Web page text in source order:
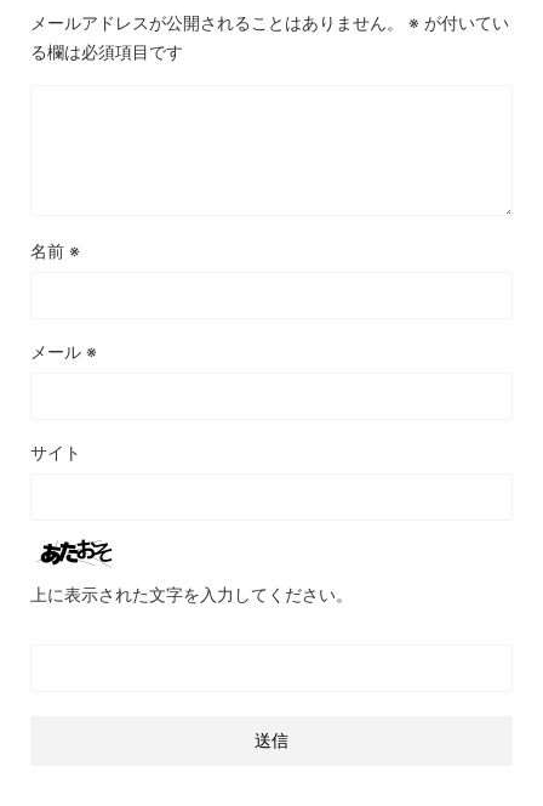
メールアドレスが公開されることはありません。 ※ が付いてい
る欄は必須項目です
名前 ※
メール ※
サイト
上に表示された文字を入力してください。